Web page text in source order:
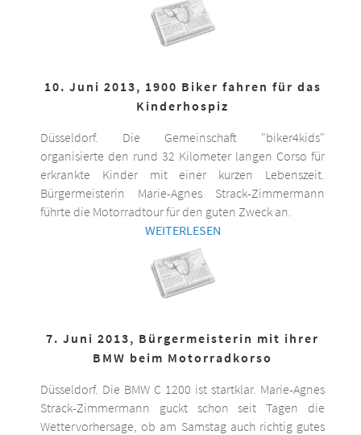
10. Juni 2013, 1900 Biker fahren für das
Kinderhospiz
Düsseldorf. Die Gemeinschaft "biker4kids"
organisierte den rund 32 Kilometer langen Corso für
erkrankte Kinder mit einer kurzen Lebenszeit.
Bürgermeisterin Marie-Agnes Strack-Zimmermann
führte die Motorradtour für den guten Zweck an.
WEITERLESEN
7. Juni 2013, Bürgermeisterin mit ihrer
BMW beim Motorradkorso
Düsseldorf. Die BMW C 1200 ist startklar. Marie-Agnes
Strack-Zimmermann guckt schon seit Tagen die
Wettervorhersage, ob am Samstag auch richtig gutes